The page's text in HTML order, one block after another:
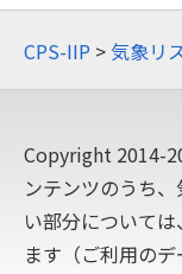
CPS-IIP >気象リ
Copyright 2014-
ンテンツのうち
い部分について
ます（ご利用のデ